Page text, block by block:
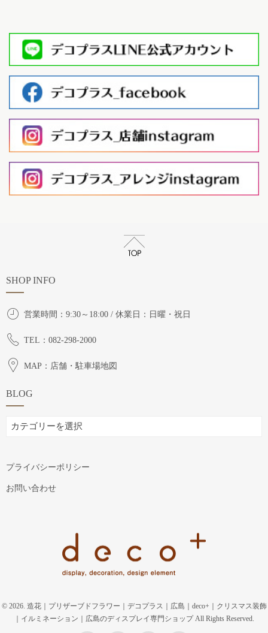
SHOP INFO
営業時間：9:30～18:00 / 休業日：日曜・祝日
TEL：082-298-2000
MAP：店舗・駐車場地図
BLOG
BLOG
プライバシーポリシー
お問い合わせ
© 2026. 造花｜プリザーブドフラワー｜デコプラス｜広島｜deco+｜クリスマス装飾
｜イルミネーション｜広島のディスプレイ専門ショップ All Rights Reserved.